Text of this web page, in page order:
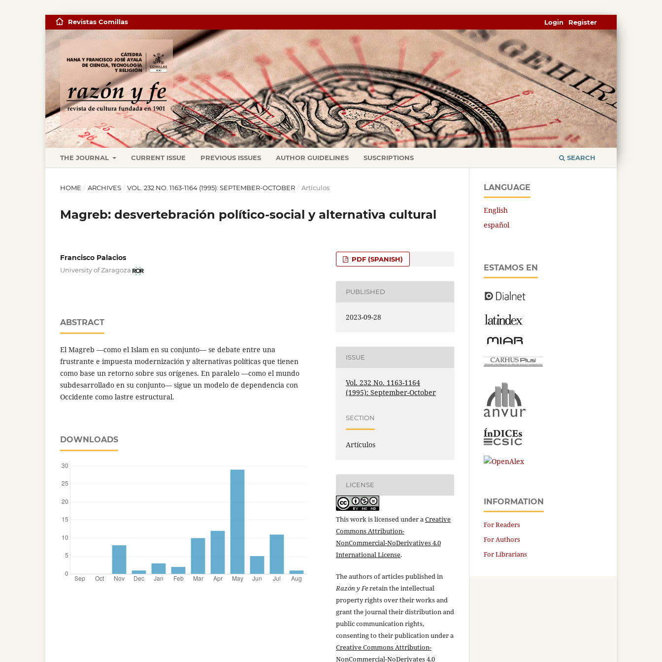
THE JOURNAL CURRENT ISSUE PREVIOUS ISSUES AUTHOR GUIDELINES SUSCRIPTIONS SEARCH
Revistas Comillas Register
Login
HOME / ARCHIVES / VOL. 232 NO. 1163-1164 (1995): SEPTEMBER-OCTOBER / Artículos
Magreb: desvertebración político-social y alternativa cultural
Francisco Palacios
University of Zaragoza
ABSTRACT
El Magreb —como el Islam en su conjunto— se debate entre una
frustrante e impuesta modernización y alternativas políticas que tienen
como base un retorno sobre sus orígenes. En paralelo —como el mundo
subdesarrollado en su conjunto— sigue un modelo de dependencia con
Occidente como lastre estructural.
DOWNLOADS
PDF (SPANISH)
PUBLISHED
2023-09-28
ISSUE
Vol. 232 No. 1163-1164
(1995): September-October
SECTION
Artículos
LICENSE
This work is licensed under aCreative
Commons Attribution-
NonCommercial-NoDerivatives 4.0
International License.
The authors of articles published in
Razón y Feretain the intellectual
property rights over their works and
grant the journal their distribution and
public communication rights,
consenting to their publication under a
Creative Commons Attribution-
NonCommercial-NoDerivates 4.0
LANGUAGE
English
español
ESTAMOS EN
INFORMATION
For Readers
For Authors
For Librarians